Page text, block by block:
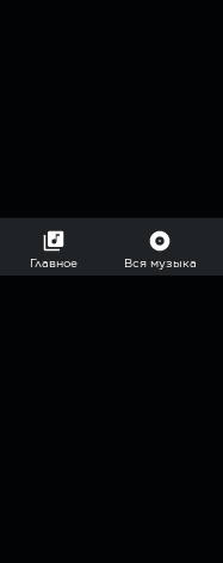
Главное Вся музыка